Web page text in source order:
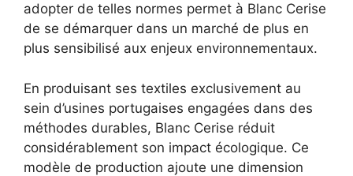
adopter de telles normes permet à Blanc Cerise
de se démarquer dans un marché de plus en
plus sensibilisé aux enjeux environnementaux.
En produisant ses textiles exclusivement au
sein d’usines portugaises engagées dans des
méthodes durables, Blanc Cerise réduit
considérablement son impact écologique. Ce
modèle de production ajoute une dimension